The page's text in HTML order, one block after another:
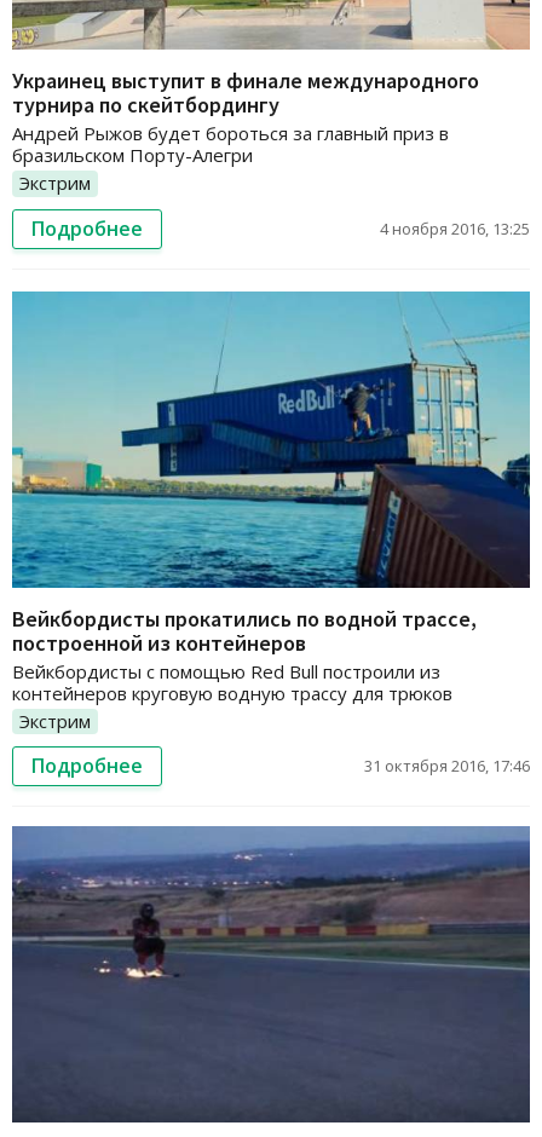
Украинец выступит в финале международного
турнира по скейтбордингу
Андрей Рыжов будет бороться за главный приз в
бразильском Порту-Алегри
Экстрим
Подробнее 4 ноября 2016, 13:25
Вейкбордисты прокатились по водной трассе,
построенной из контейнеров
Вейкбордисты с помощью Red Bull построили из
контейнеров круговую водную трассу для трюков
Экстрим
Подробнее 31 октября 2016, 17:46